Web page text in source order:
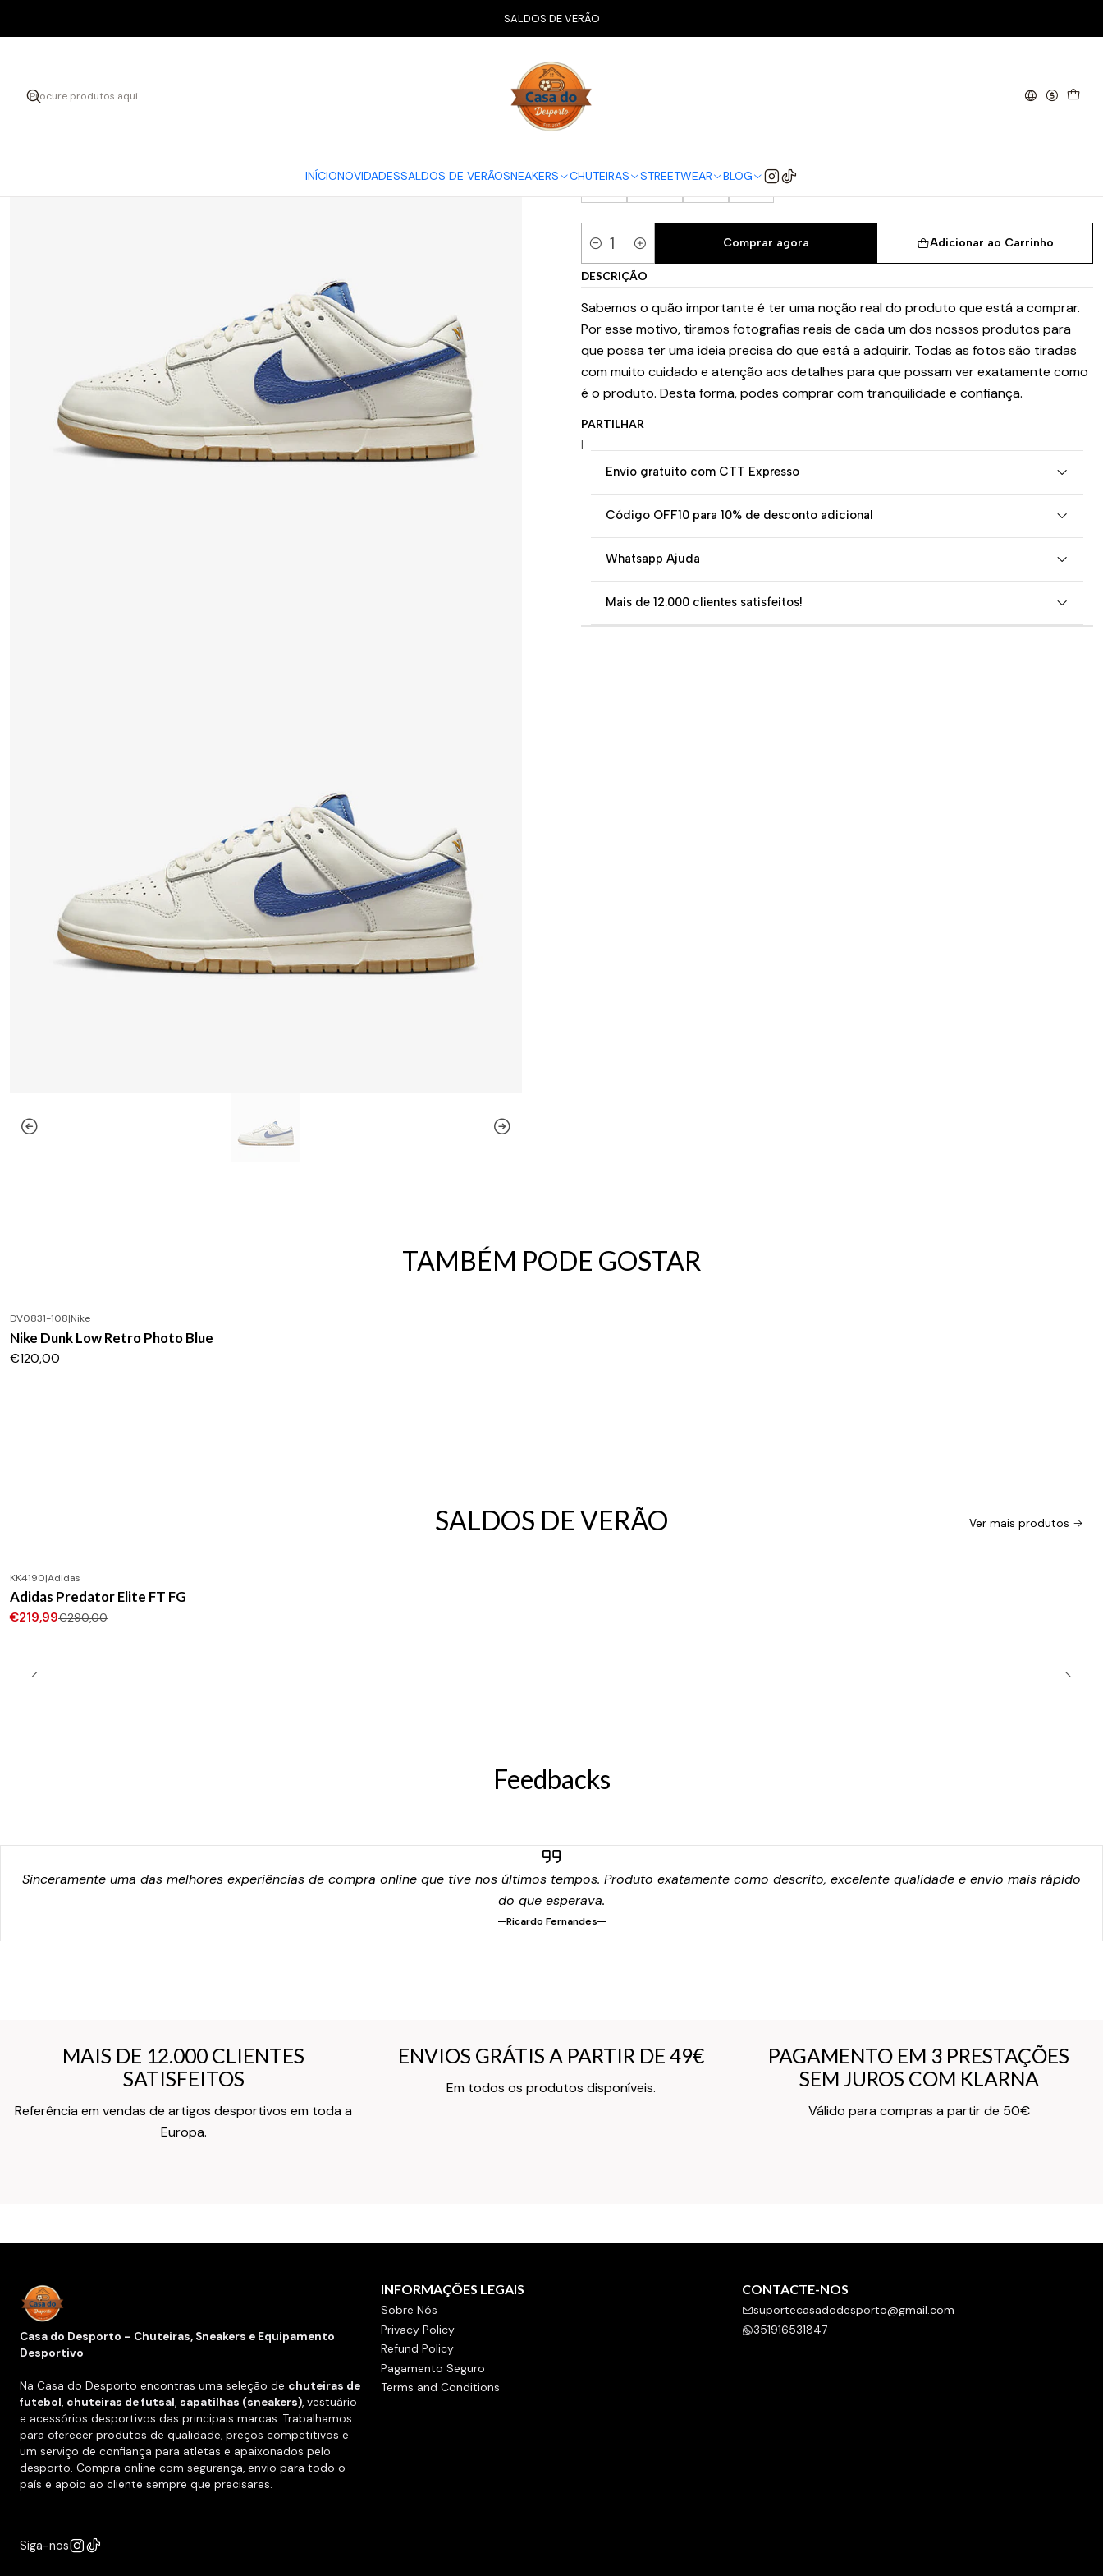
INÍCIONOVIDADESSALDOS DE VERÃOSNEAKERS CHUTEIRAS STREETWEAR BLOG
SALDOS DE VERÃO
Dunk Low Nike Dunk Low SE Sail Dark Marina Blue
Nike Dunk Low SE Sail Dark Marina Blue
Quantidade
Adicionar ao Carrinho
Comprar agora
DESCRIÇÃO
Sabemos o quão importante é ter uma noção real do produto que está a comprar.
Por esse motivo, tiramos fotografias reais de cada um dos nossos produtos para
que possa ter uma ideia precisa do que está a adquirir. Todas as fotos são tiradas
com muito cuidado e atenção aos detalhes para que possam ver exatamente como
é o produto. Desta forma, podes comprar com tranquilidade e confiança.
PARTILHAR
|
Envio gratuito com CTT Expresso
Código OFF10 para 10% de desconto adicional
Whatsapp Ajuda
Mais de 12.000 clientes satisfeitos!
TAMBÉM PODE GOSTAR
DV0831-108|Nike
Nike Dunk Low Retro Photo Blue
€120,00
SALDOS DE VERÃO Ver mais produtos
-24%DESCONTO
Novo
KK4190|Adidas
Adidas Predator Elite FT FG
€219,99€290,00
Feedbacks
Sinceramente uma das melhores experiências de compra online que tive nos últimos tempos. Produto exatamente como descrito, excelente qualidade e envio mais rápido
do que esperava.
Ricardo Fernandes
MAIS DE 12.000 CLIENTES
SATISFEITOS
Referência em vendas de artigos desportivos em toda a
Europa.
MAIS DE 12.000 CLIENTES
SATISFEITOS
Texto do Verso do Cartão de Informação
ENVIOS GRÁTIS A PARTIR DE 49€
Em todos os produtos disponíveis.
ENVIOS GRÁTIS A PARTIR DE 49€
Texto do Verso do Cartão de Informação
PAGAMENTO EM 3 PRESTAÇÕES
SEM JUROS COM KLARNA
Válido para compras a partir de 50€
PAGAMENTO EM 3 PRESTAÇÕES
SEM JUROS COM KLARNA
Texto do Verso do Cartão de Informação
Casa do Desporto – Chuteiras, Sneakers e Equipamento
Desportivo
Na Casa do Desporto encontras uma seleção de chuteiras de
futebol, chuteiras de futsal, sapatilhas (sneakers), vestuário
e acessórios desportivos das principais marcas. Trabalhamos
para oferecer produtos de qualidade, preços competitivos e
um serviço de confiança para atletas e apaixonados pelo
desporto. Compra online com segurança, envio para todo o
país e apoio ao cliente sempre que precisares.
Siga-nos
INFORMAÇÕES LEGAIS
Sobre Nós
Privacy Policy
Refund Policy
Pagamento Seguro
Terms and Conditions
CONTACTE-NOS
suportecasadodesporto@gmail.com
351916531847